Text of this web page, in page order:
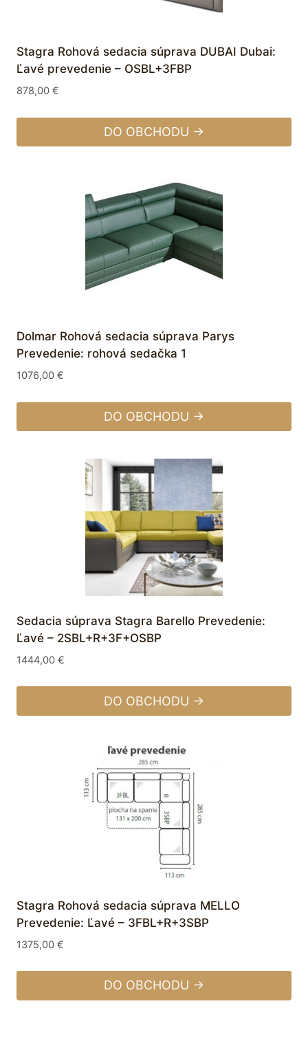
Stagra Rohová sedacia súprava DUBAI Dubai:
Ľavé prevedenie – OSBL+3FBP
878,00 €
DO OBCHODU →
Dolmar Rohová sedacia súprava Parys
Prevedenie: rohová sedačka 1
1076,00 €
DO OBCHODU →
Sedacia súprava Stagra Barello Prevedenie:
Ľavé – 2SBL+R+3F+OSBP
1444,00 €
DO OBCHODU →
Stagra Rohová sedacia súprava MELLO
Prevedenie: Ľavé – 3FBL+R+3SBP
1375,00 €
DO OBCHODU →